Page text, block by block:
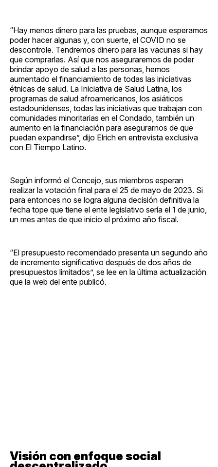
“Hay menos dinero para las pruebas, aunque esperamos
poder hacer algunas y, con suerte, el COVID no se
descontrole. Tendremos dinero para las vacunas si hay
que comprarlas. Así que nos aseguraremos de poder
brindar apoyo de salud a las personas, hemos
aumentado el financiamiento de todas las iniciativas
étnicas de salud. La Iniciativa de Salud Latina, los
programas de salud afroamericanos, los asiáticos
estadounidenses, todas las iniciativas que trabajan con
comunidades minoritarias en el Condado, también un
aumento en la financiación para asegurarnos de que
puedan expandirse”, dijo Elrich en entrevista exclusiva
con El Tiempo Latino.
Según informó el Concejo, sus miembros esperan
realizar la votación final para el 25 de mayo de 2023. Si
para entonces no se logra alguna decisión definitiva la
fecha tope que tiene el ente legislativo sería el 1 de junio,
un mes antes de que inicio el próximo año fiscal.
“El presupuesto recomendado presenta un segundo año
de incremento significativo después de dos años de
presupuestos limitados”, se lee en la última actualización
que la web del ente publicó.
Visión con enfoque social